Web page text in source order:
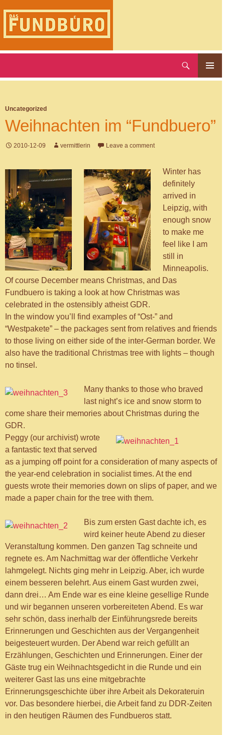
content
Primary
Uncategorized
Weihnachten im “Fundbuero”
2010-12-09 vermittlerin Leave a comment
Winter has
definitely
arrived in
Leipzig, with
enough snow
to make me
feel like I am
still in
Minneapolis.
Of course December means Christmas, and Das
Fundbuero is taking a look at how Christmas was
celebrated in the ostensibly atheist GDR.
In the window you’ll find examples of “Ost-” and
“Westpakete” – the packages sent from relatives and friends
to those living on either side of the inter-German border. We
also have the traditional Christmas tree with lights – though
no tinsel.
Many thanks to those who braved
last night’s ice and snow storm to
come share their memories about Christmas during the
GDR.
Peggy (our archivist) wrote
a fantastic text that served
as a jumping off point for a consideration of many aspects of
the year-end celebration in socialist times. At the end
guests wrote their memories down on slips of paper, and we
made a paper chain for the tree with them.
Bis zum ersten Gast dachte ich, es
wird keiner heute Abend zu dieser
Veranstaltung kommen. Den ganzen Tag schneite und
regnete es. Am Nachmittag war der öffentliche Verkehr
lahmgelegt. Nichts ging mehr in Leipzig. Aber, ich wurde
einem besseren belehrt. Aus einem Gast wurden zwei,
dann drei… Am Ende war es eine kleine gesellige Runde
und wir begannen unseren vorbereiteten Abend. Es war
sehr schön, dass inerhalb der Einführungsrede bereits
Erinnerungen und Geschichten aus der Vergangenheit
beigesteuert wurden. Der Abend war reich gefüllt an
Erzählungen, Geschichten und Erinnerungen. Einer der
Gäste trug ein Weihnachtsgedicht in die Runde und ein
weiterer Gast las uns eine mitgebrachte
Erinnerungsgeschichte über ihre Arbeit als Dekorateruin
vor. Das besondere hierbei, die Arbeit fand zu DDR-Zeiten
in den heutigen Räumen des Fundbueros statt.